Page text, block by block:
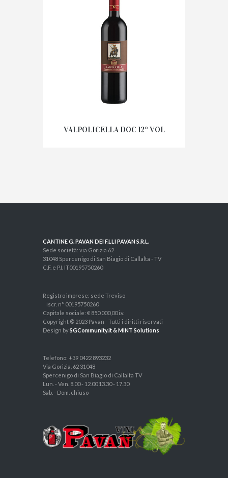
VALPOLICELLA DOC 12° VOL
CANTINE G. PAVAN DEI F.LLI PAVAN S.R.L.
Sede società: via Gorizia 62
31048 Spercenigo di San Biagio di Callalta - TV
C.F. e P.I. IT00195750260
Registro imprese: sede Treviso
iscr. n° 00195750260
Capitale sociale: € 850.000,00 i.v.
Copyright © 2023 Pavan - Tutti i diritti riservati
Design bySGCommunity.it & MINT Solutions
Telefono: +39 0422 893232
Via Gorizia, 62 31048
Spercenigo di San Biagio di Callalta TV
Lun. - Ven. 8.00 - 12.00 13.30 - 17.30
Sab. - Dom. chiuso